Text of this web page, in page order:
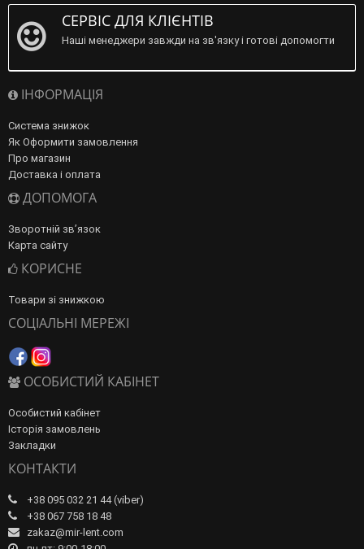
СЕРВІС ДЛЯ КЛІЄНТІВ
Наші менеджери завжди на зв'язку і готові допомогти
ІНФОРМАЦІЯ
Система знижок
Як Оформити замовлення
Про магазин
Доставка і оплата
ДОПОМОГА
Зворотній зв’язок
Карта сайту
КОРИСНЕ
Товари зі знижкою
СОЦІАЛЬНІ МЕРЕЖІ
ОСОБИСТИЙ КАБІНЕТ
Особистий кабінет
Історія замовлень
Закладки
КОНТАКТИ
+38 095 032 21 44 (viber)
+38 067 758 18 48
zakaz@mir-lent.com